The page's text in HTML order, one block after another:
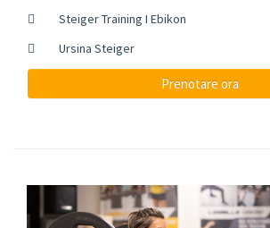
Steiger Training I Ebikon
Ursina Steiger
Prenotare ora